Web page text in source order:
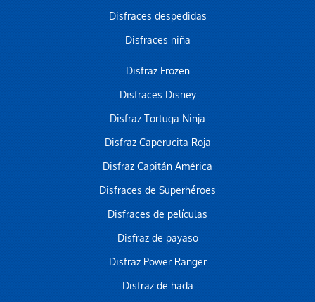
Disfraces despedidas
Disfraces niña
Disfraz Frozen
Disfraces Disney
Disfraz Tortuga Ninja
Disfraz Caperucita Roja
Disfraz Capitán América
Disfraces de Superhéroes
Disfraces de películas
Disfraz de payaso
Disfraz Power Ranger
Disfraz de hada